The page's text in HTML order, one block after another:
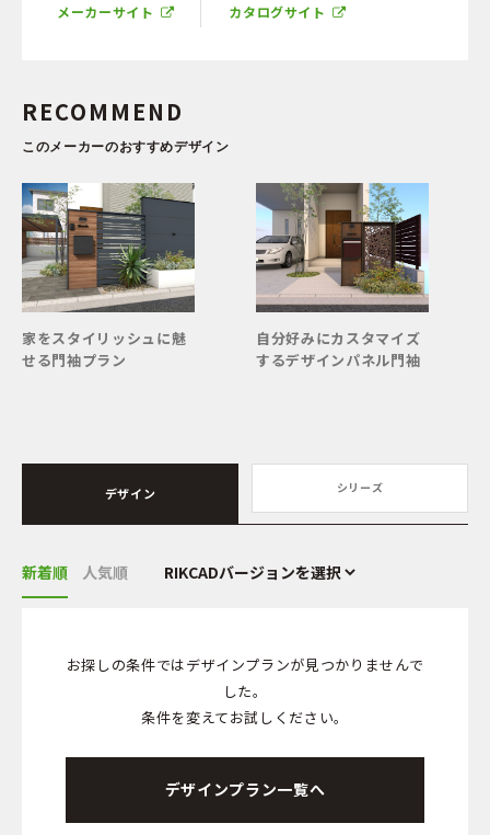
メーカーサイト カタログサイト
RECOMMEND
このメーカーのおすすめデザイン
家をスタイリッシュに魅
せる門袖プラン
自分好みにカスタマイズ
するデザインパネル門袖
デザイン シリーズ
新着順 人気順
お探しの条件ではデザインプランが見つかりませんで
した。
条件を変えてお試しください。
デザインプラン一覧へ